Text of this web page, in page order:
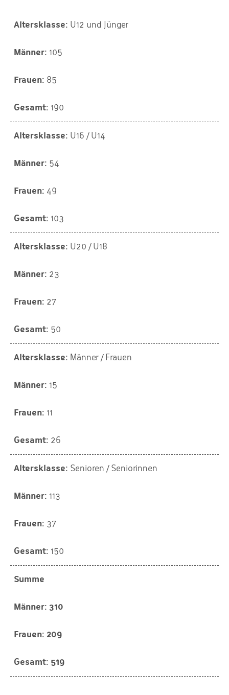
U12 und Jünger
105
85
190
U16 / U14
54
49
103
U20 / U18
23
27
50
Männer / Frauen
15
11
26
Senioren / Seniorinnen
113
37
150
Summe
310
209
519